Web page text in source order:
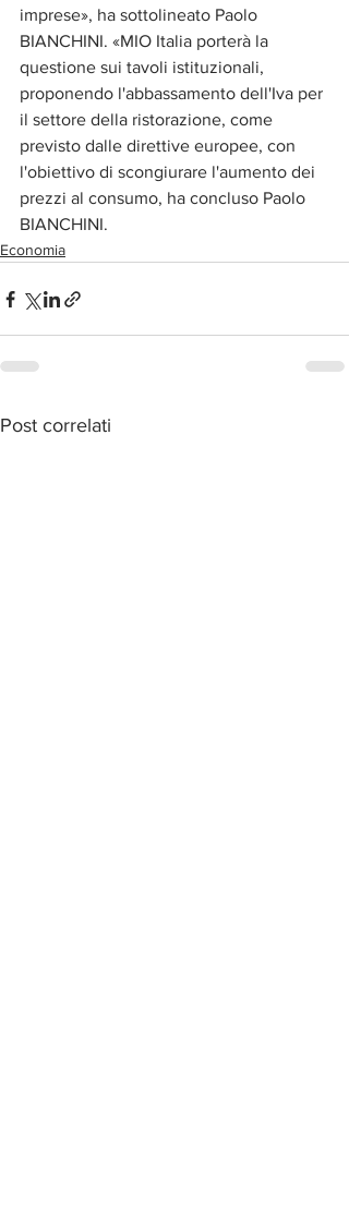
imprese», ha sottolineato Paolo
BIANCHINI. «MIO Italia porterà la
questione sui tavoli istituzionali,
proponendo l'abbassamento dell'Iva per
il settore della ristorazione, come
previsto dalle direttive europee, con
l'obiettivo di scongiurare l'aumento dei
prezzi al consumo, ha concluso Paolo
BIANCHINI.
Economia
Post correlati